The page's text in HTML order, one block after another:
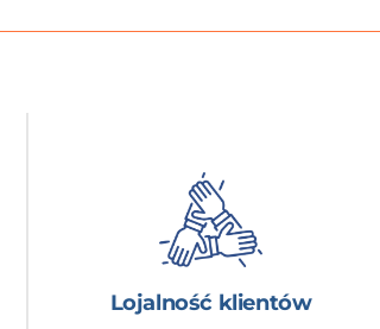
Lojalność klientów